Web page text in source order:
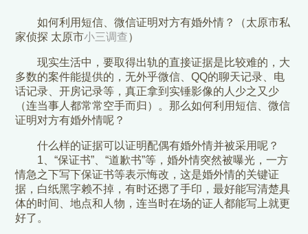
如何利用短信、微信证明对方有婚外情？（太原市私
家侦探 太原市小三调查）
现实生活中，要取得出轨的直接证据是比较难的，大
多数的案件能提供的，无外乎微信、QQ的聊天记录、电
话记录、开房记录等，真正拿到实锤影像的人少之又少
（连当事人都常常空手而归）。那么如何利用短信、微信
证明对方有婚外情呢？
什么样的证据可以证明配偶有婚外情并被采用呢？
1、“保证书”、“道歉书”等，婚外情突然被曝光，一方
情急之下写下保证书等表示悔改，这是婚外情的关键证
据，白纸黑字赖不掉，有时还摁了手印，最好能写清楚具
体的时间、地点和人物，连当时在场的证人都能写上就更
好了。